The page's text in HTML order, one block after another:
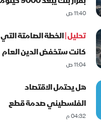
11:40 ص
تحليل |الخطة الصامتة التي
كانت ستخفض الدين العام
الفلسطيني
11:04 ص
هل يحتمل الاقتصاد
الفلسطيني صدمة قطع
العلاقات المصرفية؟
04:32 م